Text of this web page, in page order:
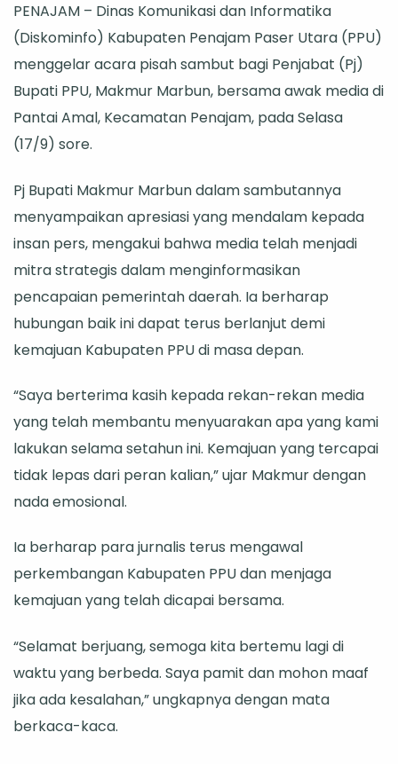
PPU
Gelar
Pisah
Sambut,
Pj
Marbun
Sampaikan
Terima
kepada
Media
PENAJAM – Dinas Komunikasi dan Informatika
(Diskominfo) Kabupaten Penajam Paser Utara (PPU)
menggelar acara pisah sambut bagi Penjabat (Pj)
Bupati PPU, Makmur Marbun, bersama awak media di
Pantai Amal, Kecamatan Penajam, pada Selasa
(17/9) sore.
Pj Bupati Makmur Marbun dalam sambutannya
menyampaikan apresiasi yang mendalam kepada
insan pers, mengakui bahwa media telah menjadi
mitra strategis dalam menginformasikan
pencapaian pemerintah daerah. Ia berharap
hubungan baik ini dapat terus berlanjut demi
kemajuan Kabupaten PPU di masa depan.
“Saya berterima kasih kepada rekan-rekan media
yang telah membantu menyuarakan apa yang kami
lakukan selama setahun ini. Kemajuan yang tercapai
tidak lepas dari peran kalian,” ujar Makmur dengan
nada emosional.
Ia berharap para jurnalis terus mengawal
perkembangan Kabupaten PPU dan menjaga
kemajuan yang telah dicapai bersama.
“Selamat berjuang, semoga kita bertemu lagi di
waktu yang berbeda. Saya pamit dan mohon maaf
jika ada kesalahan,” ungkapnya dengan mata
berkaca-kaca.